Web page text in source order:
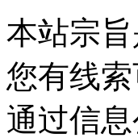
本站宗
您有线
通过信